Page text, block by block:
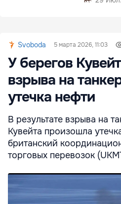
Svoboda 5 марта 2026, 11:03
У берегов
взрыва на
утечка нефти
В результате взрыва на
Кувейта произошла
британский
торговых перевозок